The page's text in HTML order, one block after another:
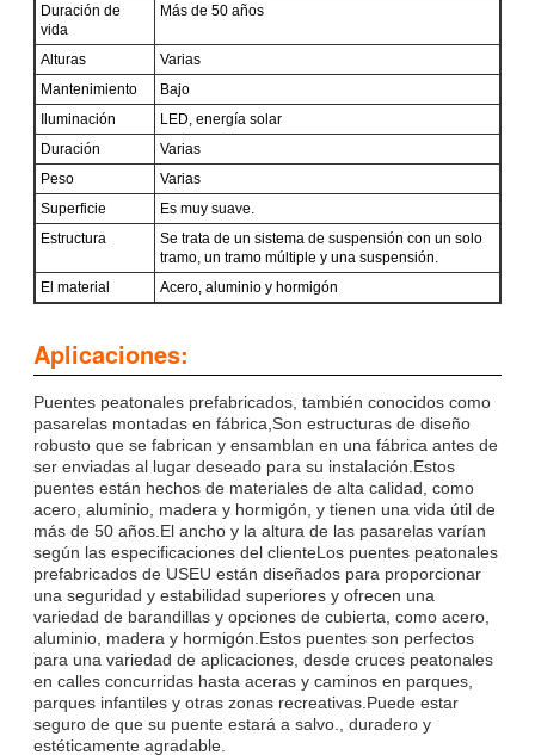
Duración de
vida
Más de 50 años
Alturas
Varias
Mantenimiento
Bajo
Iluminación
LED, energía solar
Duración
Varias
Peso
Varias
Superficie
Es muy suave.
Estructura
Se trata de un sistema de suspensión con un solo
tramo, un tramo múltiple y una suspensión.
El material
Acero, aluminio y hormigón
Aplicaciones:
Puentes peatonales prefabricados, también conocidos como
pasarelas montadas en fábrica,Son estructuras de diseño
robusto que se fabrican y ensamblan en una fábrica antes de
ser enviadas al lugar deseado para su instalación.Estos
puentes están hechos de materiales de alta calidad, como
acero, aluminio, madera y hormigón, y tienen una vida útil de
más de 50 años.El ancho y la altura de las pasarelas varían
según las especificaciones del clienteLos puentes peatonales
prefabricados de USEU están diseñados para proporcionar
una seguridad y estabilidad superiores y ofrecen una
variedad de barandillas y opciones de cubierta, como acero,
aluminio, madera y hormigón.Estos puentes son perfectos
para una variedad de aplicaciones, desde cruces peatonales
en calles concurridas hasta aceras y caminos en parques,
parques infantiles y otras zonas recreativas.Puede estar
seguro de que su puente estará a salvo., duradero y
estéticamente agradable.